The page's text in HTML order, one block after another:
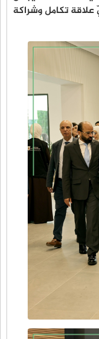
علاقة تكامل وشراكة